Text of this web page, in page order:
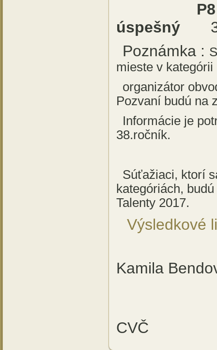
P8
úspešný
Poznámka :
mieste v
organizátor
Pozvaní budú na
Informácie je
38.ročník.
Súťažiaci, ktorí
kategóriách,
Talenty 2017.
Výsledkové
Kamila
CVČ